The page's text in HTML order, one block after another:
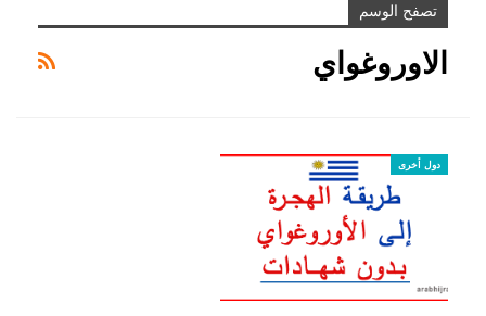
تصفح الوسم
الاوروغواي
دول أخرى